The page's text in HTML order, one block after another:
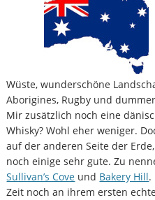
Wüste, wunderschöne
Aborigines, Rugby und
Mir zusätzlich noch eine
Whisky? Wohl eher weniger.
auf der anderen Seite der
noch einige sehr gute. Zu
Sullivan’s Cove und Bakery Hill.
Zeit noch an ihrem ersten